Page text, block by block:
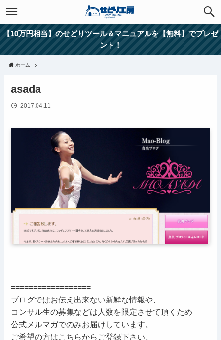
【10万円相当】のせどりツール＆マニュアルを【無料】でプレゼ
ント！
ホーム
asada
2017.04.11
==================
ブログではお伝え出来ない新鮮な情報や、
コンサル生の募集などは人数を限定させて頂くため
公式メルマガでのみお届けしています。
ご希望の方はこちらからご登録下さい。